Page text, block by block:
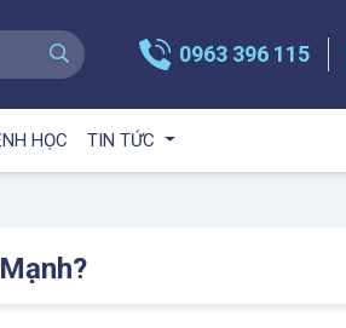
0963 396 115
HỌC TIN TỨC